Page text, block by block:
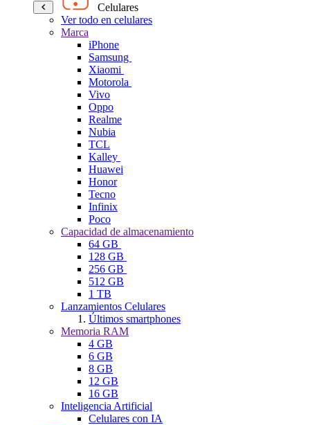
Celulares
Ver todo en celulares
Marca
iPhone
Samsung
Xiaomi
Motorola
Vivo
Oppo
Realme
Nubia
TCL
Kalley
Huawei
Honor
Tecno
Infinix
Poco
Capacidad de almacenamiento
64 GB
128 GB
256 GB
512 GB
1 TB
Lanzamientos Celulares
Últimos smartphones
Memoria RAM
4 GB
6 GB
8 GB
12 GB
16 GB
Inteligencia Artificial
Celulares con IA